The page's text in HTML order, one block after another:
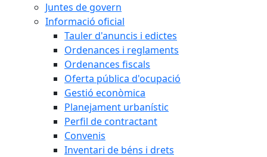
Juntes de govern
Informació oficial
Tauler d'anuncis i edictes
Ordenances i reglaments
Ordenances fiscals
Oferta pública d'ocupació
Gestió econòmica
Planejament urbanístic
Perfil de contractant
Convenis
Inventari de béns i drets